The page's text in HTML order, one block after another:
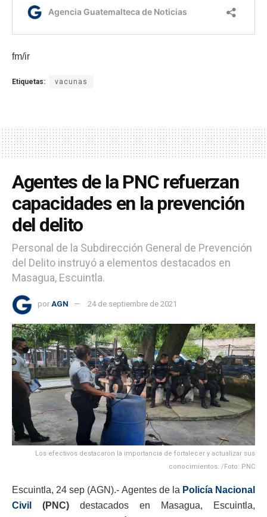
fm/ir
Etiquetas: vacunas
Agentes de la PNC refuerzan
capacidades en la prevención
del delito
Personal de la Subdirección General de Prevención
del Delito instruyó a elementos destacados en
Masagua, Escuintla.
por AGN 24 de septiembre de 2021
Los efectivos destacaron la importancia de fortalecer y actualizar sus
conocimientos. /Foto: PNC
Escuintla, 24 sep (AGN).- Agentes de la Policía Nacional
Civil
(PNC) destacados en Masagua, Escuintla,